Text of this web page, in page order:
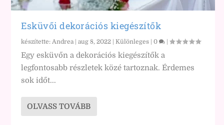
Esküvői dekorációs kiegészítők
készítette:Andrea |aug 8, 2022 |Különleges |0 |
Egy esküvőn a dekorációs kiegészítők a
legfontosabb részletek közé tartoznak. Érdemes
sok időt...
OLVASS TOVÁBB